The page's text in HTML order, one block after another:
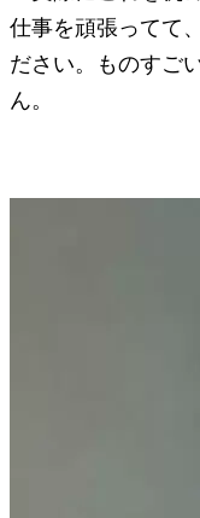
仕事を頑張ってて
ださい。ものすご
ん。